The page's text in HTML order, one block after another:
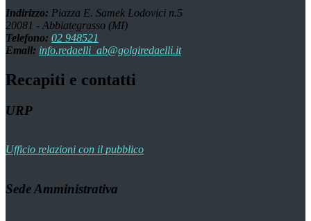
Indirizzo: Piazza E. Samek Lodovici n.5
20081 - Abbiategrasso (MI)
Telefono: 02 948521
Email: info.redaelli_ab@golgiredaelli.it
Recapiti e contatti
URP
Ufficio relazioni con il pubblico
Sede Amministrativa